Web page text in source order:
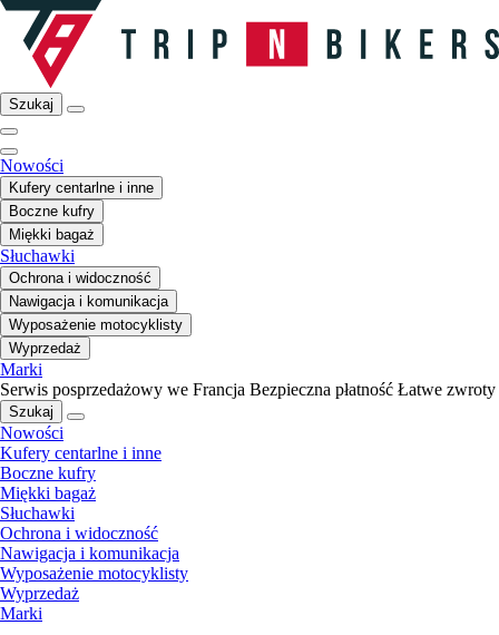
Szukaj
Nowości
Kufery centarlne i inne
Boczne kufry
Miękki bagaż
Słuchawki
Ochrona i widoczność
Nawigacja i komunikacja
Wyposażenie motocyklisty
Wyprzedaż
Marki
Serwis posprzedażowy we Francja Bezpieczna płatność Łatwe zwroty
Szukaj
Nowości
Kufery centarlne i inne
Boczne kufry
Miękki bagaż
Słuchawki
Ochrona i widoczność
Nawigacja i komunikacja
Wyposażenie motocyklisty
Wyprzedaż
Marki